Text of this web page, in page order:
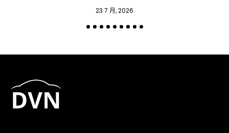
23 7 月, 2026